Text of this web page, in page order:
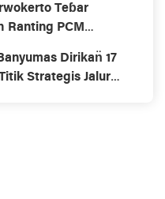
Teɓar
Ranting PCM
Dirikan̈ 17
Strategis Jalur